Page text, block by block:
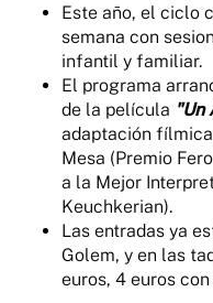
Este año, el ciclo
semana con
infantil y familiar.
El programa
de la película "Un
adaptación
Mesa (Premio
a la Mejor
Keuchkerian).
Las entradas ya
Golem, y en las
euros, 4 euros